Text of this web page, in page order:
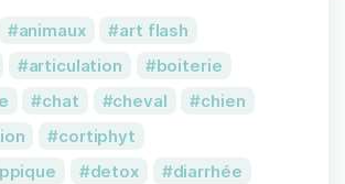
animaux
art flash
articulation
boiterie
chat cheval
chien
cortiphyt
detox
diarrhée